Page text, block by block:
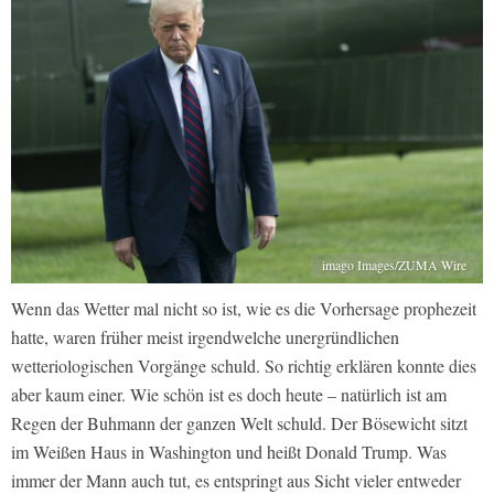
imago Images/ZUMA Wire
Wenn das Wetter mal nicht so ist, wie es die Vorhersage prophezeit
hatte, waren früher meist irgendwelche unergründlichen
wetteriologischen Vorgänge schuld. So richtig erklären konnte dies
aber kaum einer. Wie schön ist es doch heute – natürlich ist am
Regen der Buhmann der ganzen Welt schuld. Der Bösewicht sitzt
im Weißen Haus in Washington und heißt Donald Trump. Was
immer der Mann auch tut, es entspringt aus Sicht vieler entweder